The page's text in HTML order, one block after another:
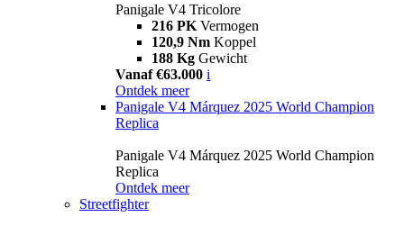
Panigale V4 Tricolore
216 PK Vermogen
120,9 Nm Koppel
188 Kg Gewicht
Vanaf €63.000 i
Ontdek meer
Panigale V4 Márquez 2025 World Champion
Replica
Panigale V4 Márquez 2025 World Champion
Replica
Ontdek meer
Streetfighter